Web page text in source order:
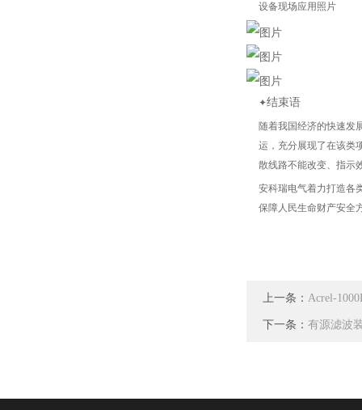
设备现场应用照片
✦结束语
随着我国经济的快速发
运，充分展现了在该类
散线路不能改变、指示
安科瑞电气着力打造各
保障人民生命财产安全
上一条： Acrel-
下一条： 有源滤波